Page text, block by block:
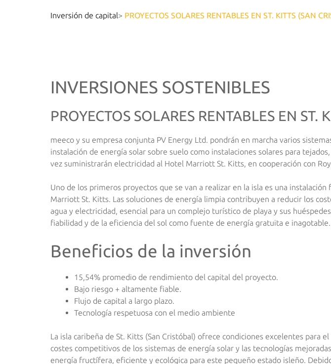
Inversión de capital> PROYECTOS SOLARES RENTABLES EN ST. KITTS (SAN
INVERSIONES SOSTENIBLES
PROYECTOS SOLARES RENTABLES EN ST.
meeco y su empresa conjunta PV Energy Ltd. pondrán en marcha varios
instalación de energía solar sobre suelo como instalaciones solares para
vez suministrarán electricidad al Hotel Marriott St. Kitts, en cooperación con
Uno de los primeros proyectos que se van a realizar en la isla es una
Marriott St. Kitts. Las soluciones de energía limpia contribuyen a reducir los
agua y electricidad, esencial para un complejo turístico de playa y sus
fiabilidad y de la eficiencia del sol como fuente de energía gratuita e inagotable.
Beneficios de la inversión
15,54% promedio de rendimiento del capital del proyecto.
Bajo riesgo + altamente fiable.
Flujo de capital a largo plazo.
Tecnología respetuosa con el medio ambiente
La isla caribeña de St. Kitts (San Cristóbal) ofrece condiciones excelentes para
costes competitivos de los sistemas de energía solar y las tecnologías
energía fructífera, eficiente y ecológica para este pequeño estado isleño.